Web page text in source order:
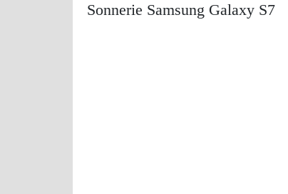
Sonnerie Samsung Galaxy S7